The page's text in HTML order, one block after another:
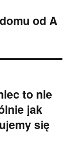
od A
to nie
jak
się